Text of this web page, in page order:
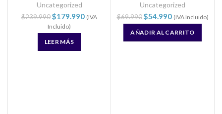
HOT
Uncategorized
$239.990$179.990 (IVA
Incluido)
LEER MÁS
Uncategorized
$69.990 $54.990 (IVA Incluido)
AÑADIR AL CARRITO